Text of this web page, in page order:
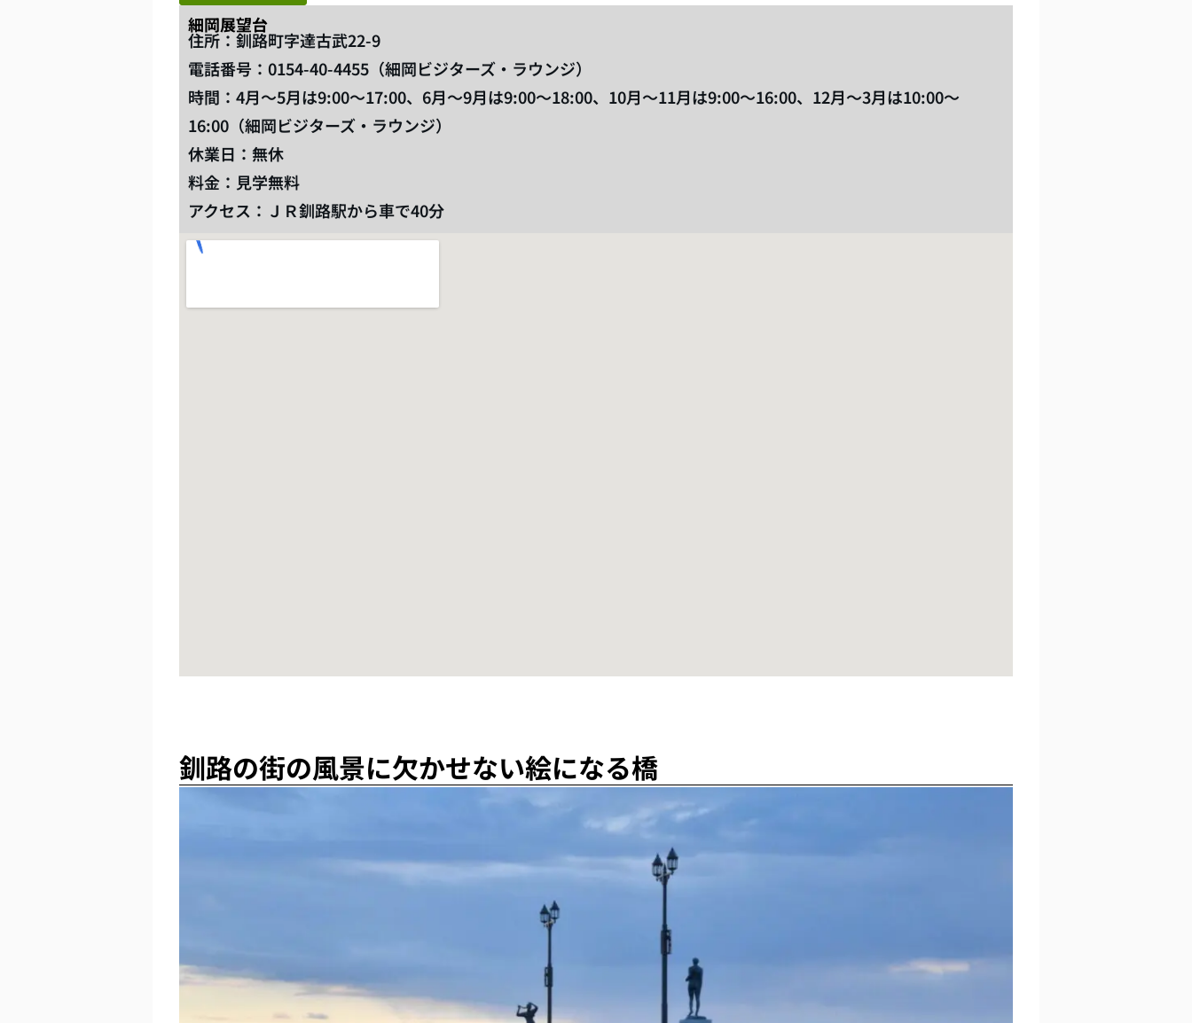
細岡展望台
住所：釧路町字達古武22-9
電話番号：0154-40-4455（細岡ビジターズ・ラウンジ）
時間：4月～5月は9:00～17:00、6月～9月は9:00～18:00、10月～11月は9:00～16:00、12月～3月は10:00～
16:00（細岡ビジターズ・ラウンジ）
休業日：無休
料金：見学無料
アクセス：ＪＲ釧路駅から車で40分
釧路の街の風景に欠かせない絵になる橋